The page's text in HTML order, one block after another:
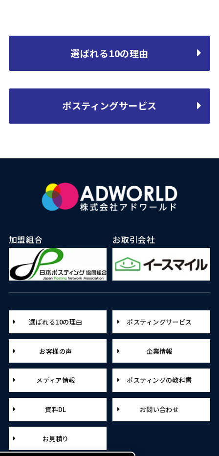
選ばれる10の理由
ポスティングサービス
加盟組合 お取引会社
選ばれる10の理由 ポスティングサービス
お客様の声 企業情報
メディア情報 ポスティングの教科書
資料DL お問い合わせ
お見積り